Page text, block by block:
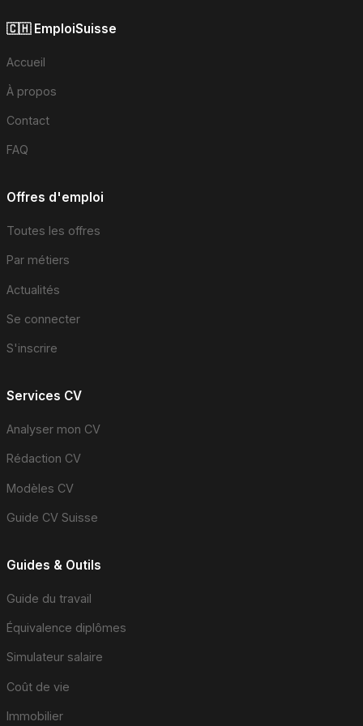
🇨🇭 EmploiSuisse
Accueil
À propos
Contact
FAQ
Offres d'emploi
Toutes les offres
Par métiers
Actualités
Se connecter
S'inscrire
Services CV
Analyser mon CV
Rédaction CV
Modèles CV
Guide CV Suisse
Guides & Outils
Guide du travail
Équivalence diplômes
Simulateur salaire
Coût de vie
Immobilier